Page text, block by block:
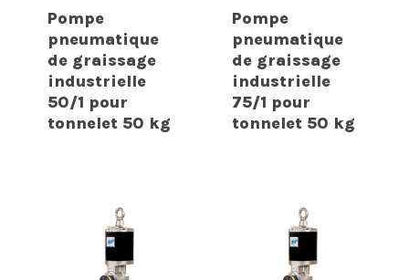
Pompe
pneumatique
de graissage
industrielle
50/1 pour
tonnelet 50 kg
Pompe
pneumatique
de graissage
industrielle
75/1 pour
tonnelet 50 kg